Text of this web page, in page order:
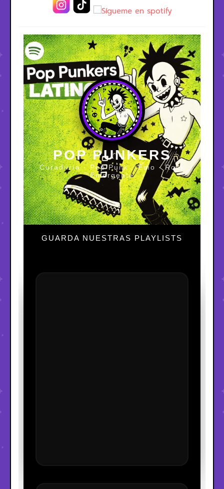
POP PUNKERS
Curaduría · Pop Punk · Emo · Rock
Emergente
GUARDA NUESTRAS PLAYLISTS